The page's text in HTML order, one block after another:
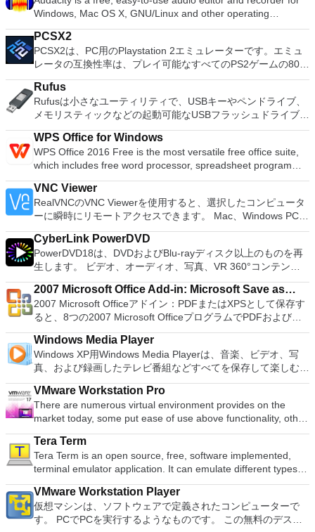
理、MBRおよびGUIDパーティションテーブル（GPT）ディス
クのディスク領域不足の問題の解決を可能にします。 パーテ
ィションのサイズ変更/移動システムドライブを拡張するディ
スクとパーティションをコピーパーティションをマージ分割パ
ーティション空き領域を再分配するダイナミックディスクの変
換パーティションを回復する
Windows, Mac OS X, GNU/Linux and other operating
systems. You can use Audacity to: Record live audio. Convert
tapes and records into digital recordings or CDs. Edit Ogg
Vorbis, MP3, WAV or AIFF sound files. Cut, copy, splice or mix
sounds together. Change the speed or pitch of a recording.
Add new effects with LADSPA plug-ins. And more!
PCSX2
PCSX2は、PC用のPlaystation 2エミュレーターです。エミュ
レータの互換性率は、プレイ可能なすべてのPS2ゲームの80％
以上を誇っています。かなり強力なコンピューターを所有して
いる場合、PCSX2は優れたエミュレーターです。また、この
アプリケーションはローエンドコンピューターのサポートも提
供するため、Playstation 2コンソールのすべての所有者は、
PCで動作するゲームを見ることができます。 PCSX2エミュレ
ーターを使用すると、PS2コントローラーを使用して、本物の
プレイステーション体験をシミュレートできます。このアプリ
ケーションでは、ディスクからゲームを直接実行することも、
ハードドライブからISOイメージとして実行することもできま
す。 主な機能は次のとおりです。 Savestates：ボタンを1つ
押すだけで、ゲームの現在の「状態」を保存できます。 無制
限のメモリーカード：好きなだけメモリーカードを保存でき、
8MBから64MBまでの単一の物理カードに制限されなくなりま
した。 高解像度グラフィックス：PCSX2を使用すると、
1080pまたは4K HDでゲームをプレイできます。 全体とし
ゲームを高い精度でエミュレートでき、Windowsとエミュレ
ーターを切り替えることができます。欠点は、高速ゲームに苦
労し、時々フリーズまたはクラッシュすることです。* PCSX2
を使用するには、コンソールから抽出できるPlaystation 2
BIOSが必要です。
Rufus
Rufusは小さなユーティリティで、USBキーやペンドライブ、
メモリスティックなどの起動可能なUSBフラッシュドライブを
フォーマットおよび作成できます。 Rufusは、次のシナリオで
役立ちます。 Windows、Linux、およびUEFI用の起動可能な
ISOからUSBインストールメディアを作成する必要がある場
合。 OSがインストールされていないシステムで作業する必要
がある場合。 BIOSまたはその他のファームウェアをDOSから
フラッシュする必要がある場合。 低レベルのユーティリティ
を実行する必要がある場合。 Rufusは次の* ISOで動作しま
す：Arch Linux、Archbang、BartPE / pebuilder、CentOS、
Damn Small Linux、Fedora、FreeDOS、Gentoo、
gNewSense、Hiren&#39;s Boot CD、LiveXP、Knoppix、
Kubuntu、Linux Mint、NT Password Registry Editor、
OpenSUSE、Parted Magic、Slackware、Tails、Trinity
Rescue Kit、Ubuntu、Ultimate Boot CD、Windows XP（SP2
以降）、Windows Server 2003 R2、Windows Vista、
Windows 7、Windows 8。 *このリストは完全ではありませ
ア語、マレーシア語、セシュティナ、ダンスク、ドイツ語、英
語、スペイン語、フランス語、フルバツキー、イタリア語、ラ
トヴィエシュ、リエトゥビウ、マジャール、オランダ、ノルス
ク、ポルスキ、ポルトガル、ポルトガル、スロヴェンスキー、
スロベンツキー、スロヴェンスキーSrpski、Suomi、
Svenska、Türkçe。
WPS Office for Windows
WPS Office 2016 Free is the most versatile free office suite,
which includes free word processor, spreadsheet program
and presentation maker. With these three programs you will
easily be able to deal with any office related tasks. WPS
Office 2016 Free has multiple language support for English,
French, German, Spanish, Portuguese,Russian and Polish
languages. To switch between languages requires only a
single click! Despite being a free suite, WPS Office comes
with many innovative features, such as the paragraph
adjustment tool and multiple tabbed feature. It also has a PDF
converter, spell check and word count feature. WPS Office
2016 Personal Edition supports switching language UI,File
Roaming and Docer online templates. Key features include:
Writer Efficient word processor. Presentation Multimedia
presentations creator. Spreadsheets Powerful tool for data
processing and analysis. 100% compatible with MS Office
document file types (.docx, .pptx, .xlsx, etc.). Thousands of
support (iOS and Android). WPS Cloud Storage included.
Although it is a free suite, WPS Office 2016 Free comes with
many innovative features, including a useful a paragraph
adjustment tool int he Writer program. It has an Office to PDF
converter, automatic spell checking and word count features.
It also has some neat tools such as the Watermark in
document, and converting PowerPoint to Word document
support. Overall, WPS Office 2016 Free is a good alternative
to Microsoft's offering. The Writer program is a versatile word
processor; the Presentation program is an easy to use and
effective slide show maker that helps you to create impressive
VNC Viewer
RealVNCのVNC Viewerを使用すると、選択したコンピュータ
ーに瞬時にリモートアクセスできます。 Mac、Windows PC、
またはLinuxマシン、世界中のどこからでも。 VNC Viewerを
使用すると、コンピューターのデスクトップを表示したり、コ
ンピューターの前に直接座っているかのようにマウスとキーボ
ードを制御したりできます。 VNC Viewerは、インストールと
使用が簡単です。制御したいデバイスでインストーラーを実行
し、指示に従ってください。オプションで、Windowsでのリ
モート展開に使用可能なMSIがあります。デスクトッププラッ
トフォームにVNC Viewerをインストールする権限がない場合
は、スタンドアロンオプションを選択する必要があります。
主な機能は次のとおりです。 クラウドサービスを介してVNC
Connectを実行しているコンピューターに接続します。 Apple
Screen Sharing（ARD）などのサードパーティ製のVNC互換
ソフトウェアを実行しているコンピューターに直接接続しま
す。 各デバイスでVNC Viewerにサインインして、すべてのデ
バイス間の接続をバックアップおよび同期します。 仮想キー
の高度なキーが含まれています。 Bluetoothキーボードのサポ
ート。 VNC Connectサブスクリプションには、無料、有料、
試用の3つのバージョンがあります。 制御する必要のあるマシ
ンごとに、RealVNCのWebサイトにアクセスして、各コンピ
ューターにVNC Connectをダウンロードするだけです。次
に、RealVNCアカウントの資格情報を使用して、ローカルマ
シンでVNC Viewerにサインインします。そこから、コンピュ
CyberLink PowerDVD
PowerDVD18は、DVDおよびBlu-rayディスク以上のものを再
生します。 ビデオ、オーディオ、写真、VR 360°コンテン
ツ、さらにはYouTubeやVimeoにとっても、PowerDVD18は重
要なエンターテイメントの仲間です。 Ultra HD HDR TVとサ
ラウンドサウンドシステムの可能性を解き放ち、360°ビデオ
の増え続けるコレクションへのアクセスで仮想世界に没頭する
か、PCまたはラップトップでの比類のない再生サポートと独
自の強化により、どこにいても簡単にリラックスできます。
新機能は次のとおりです。 4K DHR向けに最適化 Ultra HD
Blu-ray、4K、HEVC / H.265およびHDR10コンテンツをサポー
ト全画面モードで21：9モニターで2.35：1の映画を見る常時
オンのミニビューでYouTubeライブを見る YouTubeおよび
Vimeoで4K HDRおよび360ビデオを再生 VRエクスペリエンス
の向上：Microsoft Mixed Realityヘッドセット、HTC、VIVE、
およびOculus Riftをサポート Fire TVとキャストのサポート
注：これは商用トライアルです。
2007 Microsoft Office Add-in: Microsoft Save as
PDF or XPS
2007 Microsoft Officeアドイン：PDFまたはXPSとして保存す
ると、8つの2007 Microsoft OfficeプログラムでPDFおよび
XPS形式にエクスポートして保存できます。このツールを使用
すると、これらのプログラムのサブセットでPDF形式および
XPS形式の電子メール添付ファイルとして送信することもでき
ます（特定の機能はプログラムによって異なります）。 この
ダウンロードは、次のOfficeプログラムで動作します。
Microsoft Office Access 2007。 Microsoft Office Excel 2007。
Microsoft Office InfoPath 2007。 Microsoft Office OneNote
2007。 Microsoft Office PowerPoint 2007。 Microsoft Office
Publisher 2007。 Microsoft Office Visio 2007。 Microsoft
Office Word 2007。 2007 Microsoft Officeプログラムのこの
Microsoft Save as PDFまたはXPSアドインは、2007 Microsoft
Office systemソフトウェアの補足条項であり、2007 Microsoft
Office systemソフトウェアのライセンス条項の対象となりま
す。 システム要件：サポートされているオペレーティングシ
ステム。 Windows Server 2003、Windows Vista、Windows
Windows Media Player
Windows XP用Windows Media Playerは、音楽、ビデオ、写
真、および録画したテレビ番組などすべてを保存して楽しむ最
適な機能を搭載しています。 再生、表示、外出先で楽しむた
めのポータブル デバイスとの同期、さらには家中のデバイス
との共有も、すべて1か所で行えます。 シンプルなデザイン -
まったく新しい外観でデジタル エンターテイメントを楽しめ
ます。 大好きな音楽をより多く - デジタル音楽体験がさらに
楽しくなります。 エンターテイメントをすべて1つの場所に -
音楽、ビデオ、写真、録画したテレビ番組をすべて保存して楽
しめます。 どこでも楽しめる - どこにいても音楽、ビデオ、
写真にアクセスできます。
VMware Workstation Pro
There are numerous virtual environment provides on the
market today, some put ease of use above functionality, other
place integration above stability. VMware Workstation Pro is
the easiest to use, the fastest and the most reliable app when
it comes to evaluating a new OS, or new software apps and
patches, in an isolated and safe virtualized environment. Key
Features include: Powerful 3D Graphics - DirectX 10* and
OpenGL 3.3 support. VMware Compatibility - Create one; Run
anywhere on VMware software. vSphere and vCloud Air
Support - Drag and drop VMs between environments.
Tera Term
Tera Term is an open source, free, software implemented,
terminal emulator application. It can emulate different types of
computer terminals, from DEC VT100 to DEC VT382, and it
supports telnet, SSH 1 & 2 and serial port connections. It also
has a built-in macro scripting language and some other useful
plugins. Key features include: Automatically creates logs with
VMware Workstation Player
仮想マシンは、ソフトウェアで定義されたコンピューターで
す。 PCでPCを実行するようなものです。 この無料のデスク